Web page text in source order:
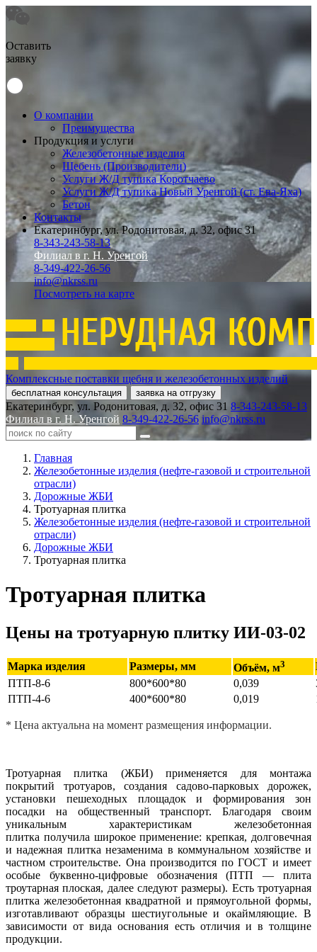
Оставить
заявку
О компании
Преимущества
Продукция и услуги
Железобетонные изделия
Щебень (Производители)
Услуги Ж/Д тупика Коротчаево
Услуги Ж/Д тупика Новый Уренгой (ст. Ева-Яха)
Бетон
Контакты
Екатеринбург, ул. Родонитовая, д. 32, офис 31
8-343-243-58-13
Филиал в г. Н. Уренгой
8-349-422-26-56
info@nkrss.ru
Посмотреть на карте
Комплексные поставки щебня и железобетонных изделий
бесплатная консультация заявка на отгрузку
Екатеринбург, ул. Родонитовая, д. 32, офис 31 8-343-243-58-13
Филиал в г. Н. Уренгой 8-349-422-26-56 info@nkrss.ru
Главная
Железобетонные изделия (нефте-газовой и строительной
отрасли)
Дорожные ЖБИ
Тротуарная плитка
Железобетонные изделия (нефте-газовой и строительной
отрасли)
Дорожные ЖБИ
Тротуарная плитка
Тротуарная плитка
Цены на тротуарную плитку ИИ-03-02
Марка изделия Размеры, мм Объём, м3
ПТП-8-6
800*600*80 0,039
ПТП-4-6
400*600*80 0,019
* Цена актуальна на момент размещения информации.
Тротуарная плитка (ЖБИ) применяется для монтажа
покрытий тротуаров, создания садово-парковых дорожек,
установки пешеходных площадок и формирования зон
посадки на общественный транспорт. Благодаря своим
уникальным характеристикам железобетонная
плитка получила широкое применение: крепкая, долговечная
и надежная плитка незаменима в коммунальном хозяйстве и
частном строительстве. Она производится по ГОСТ и имеет
особые буквенно-цифровые обозначения (ПТП — плита
троутарная плоская, далее следуют размеры). Есть тротуарная
плитка железобетонная квадратной и прямоугольной формы,
изготавливают образцы шестиугольные и окаймляющие. В
зависимости от вида основания есть отличия и в толщине
продукции.